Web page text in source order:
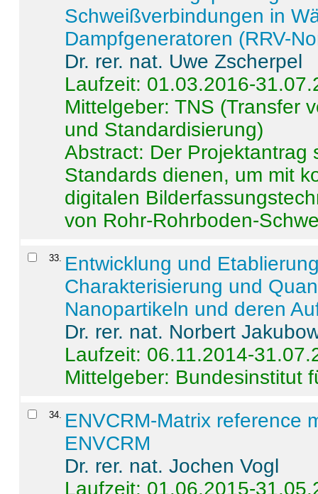
Schweißverbindungen in
Dampfgeneratoren (RRV-
Dr. rer. nat. Uwe Zscherpel
Laufzeit: 01.03.2016-
Mittelgeber: TNS (Transfer
und Standardisierung)
Abstract: Der Projektantrag
Standards dienen, um mit
digitalen
von Rohr-Rohrboden-
33. Entwicklung und
Charakterisierung und
Nanopartikeln und deren
Dr. rer. nat. Norbert
Laufzeit: 06.11.2014-
Mittelgeber: Bundesinstitut
34. ENVCRM-Matrix reference
ENVCRM
Dr. rer. nat. Jochen Vogl
Laufzeit: 01.06.2015-